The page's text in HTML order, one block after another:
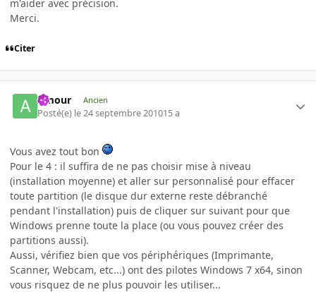
m'aider avec précision.
Merci.
Citer
Amour Ancien
Posté(e) le 24 septembre 201015 a
Vous avez tout bon
Pour le 4 : il suffira de ne pas choisir mise à niveau
(installation moyenne) et aller sur personnalisé pour effacer
toute partition (le disque dur externe reste débranché
pendant l'installation) puis de cliquer sur suivant pour que
Windows prenne toute la place (ou vous pouvez créer des
partitions aussi).
Aussi, vérifiez bien que vos périphériques (Imprimante,
Scanner, Webcam, etc...) ont des pilotes Windows 7 x64, sinon
vous risquez de ne plus pouvoir les utiliser...